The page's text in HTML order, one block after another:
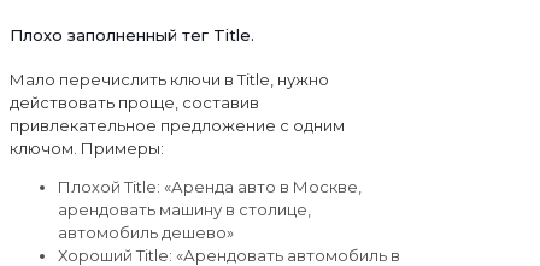
Плохо заполненный тег Title.
Мало перечислить ключи в Title, нужно
действовать проще, составив
привлекательное предложение с одним
ключом. Примеры:
Плохой Title: «Аренда авто в Москве,
арендовать машину в столице,
автомобиль дешево»
Хороший Title: «Арендовать автомобиль в